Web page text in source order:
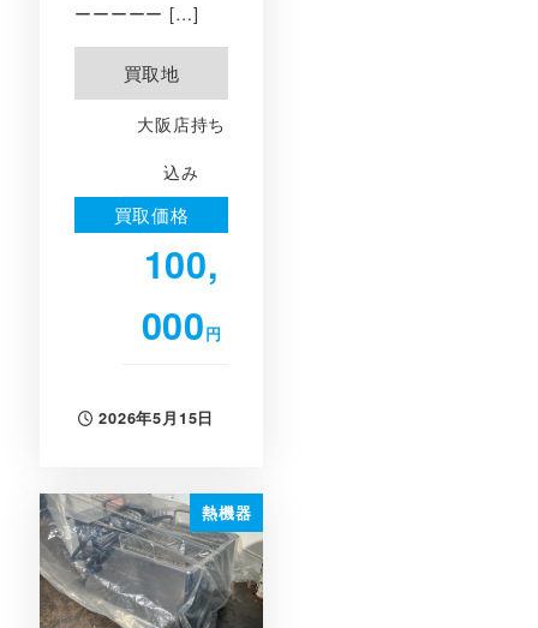
ーーーーー […]
買取地
大阪店持ち
込み
買取価格
100,
000円
投稿日
2026年5月15日
熱機器